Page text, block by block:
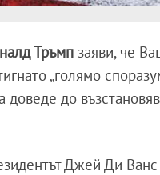
Тръмп заяви, че
„голямо
до
Джей Ди